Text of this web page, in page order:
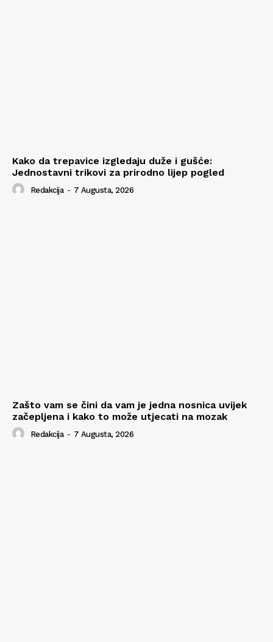
Kako da trepavice izgledaju duže i gušće:
Jednostavni trikovi za prirodno lijep pogled
Redakcija - 7 Augusta, 2026
Zašto vam se čini da vam je jedna nosnica uvijek
začepljena i kako to može utjecati na mozak
Redakcija - 7 Augusta, 2026